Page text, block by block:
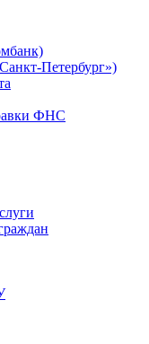
Петербург»)
ФНС